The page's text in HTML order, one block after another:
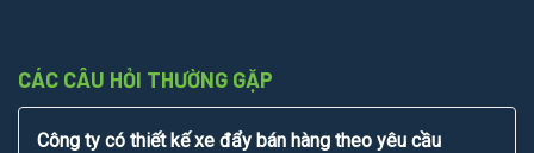
CÁC CÂU HỎI THƯỜNG GẶP
Công ty có thiết kế xe đẩy bán hàng theo yêu cầu